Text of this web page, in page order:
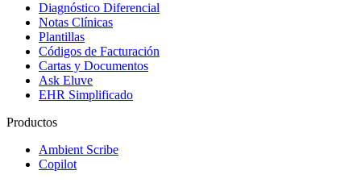
Diagnóstico Diferencial
Notas Clínicas
Plantillas
Códigos de Facturación
Cartas y Documentos
Ask Eluve
EHR Simplificado
Productos
Ambient Scribe
Copilot